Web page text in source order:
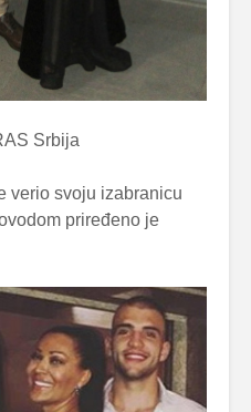
Srbija
verio svoju izabranicu
priređeno je